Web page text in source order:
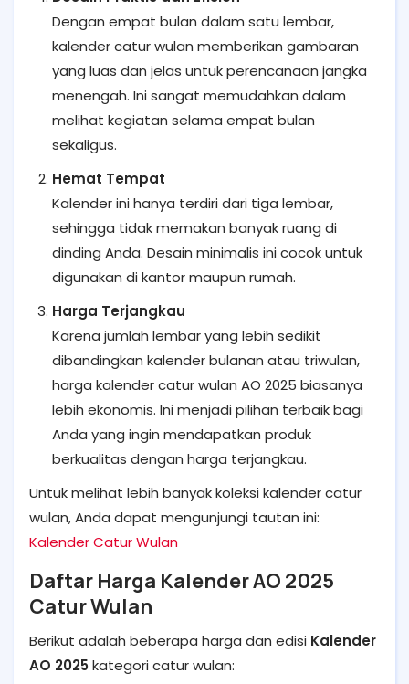
Dengan empat bulan dalam satu lembar,
kalender catur wulan memberikan gambaran
yang luas dan jelas untuk perencanaan jangka
menengah. Ini sangat memudahkan dalam
melihat kegiatan selama empat bulan
sekaligus.
Hemat Tempat
Kalender ini hanya terdiri dari tiga lembar,
sehingga tidak memakan banyak ruang di
dinding Anda. Desain minimalis ini cocok untuk
digunakan di kantor maupun rumah.
Harga Terjangkau
Karena jumlah lembar yang lebih sedikit
dibandingkan kalender bulanan atau triwulan,
harga kalender catur wulan AO 2025 biasanya
lebih ekonomis. Ini menjadi pilihan terbaik bagi
Anda yang ingin mendapatkan produk
berkualitas dengan harga terjangkau.
Untuk melihat lebih banyak koleksi kalender catur
wulan, Anda dapat mengunjungi tautan ini:
Kalender Catur Wulan
Daftar Harga Kalender AO 2025
Catur Wulan
Berikut adalah beberapa harga dan edisi Kalender
AO 2025 kategori catur wulan: